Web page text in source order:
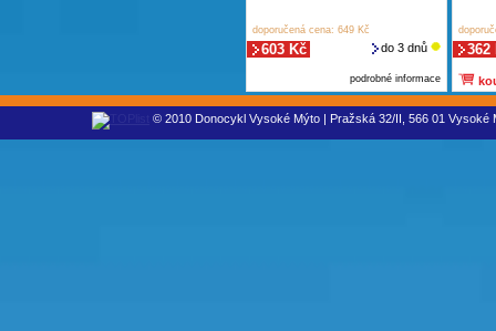
doporučená cena: 649 Kč
603 Kč do 3 dnů
podrobné informace
362
© 2010 Donocykl Vysoké Mýto | Pražská 32/II, 566 01 Vysoké